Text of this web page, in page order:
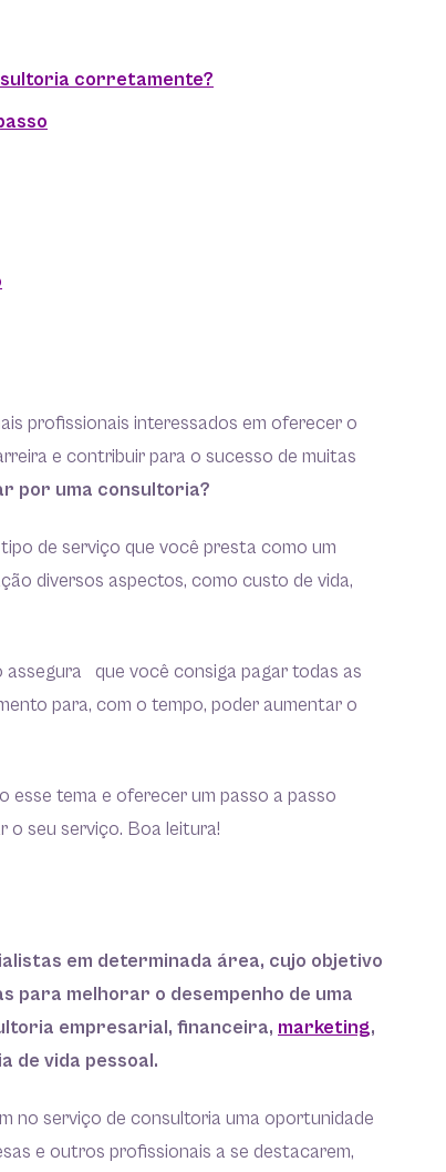
corretamente?
profissionais interessados em oferecer o
e contribuir para o sucesso de muitas
por uma consultoria?
de serviço que você presta como um
diversos aspectos, como custo de vida,
que você consiga pagar todas as
para, com o tempo, poder aumentar o
esse tema e oferecer um passo a passo
seu serviço. Boa leitura!
em determinada área, cujo objetivo
melhorar o desempenho de uma
empresarial, financeira, marketing,
de vida pessoal.
no serviço de consultoria uma oportunidade
e outros profissionais a se destacarem,